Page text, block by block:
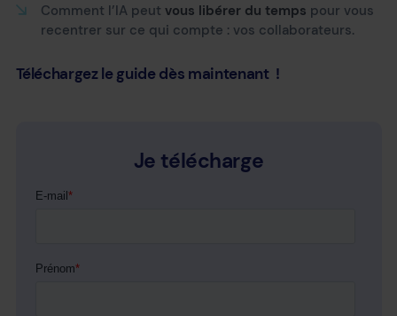
Comment l’IA peut vous libérer du temps pour vous
recentrer sur ce qui compte : vos collaborateurs.
Téléchargez le guide dès maintenant !
Je télécharge